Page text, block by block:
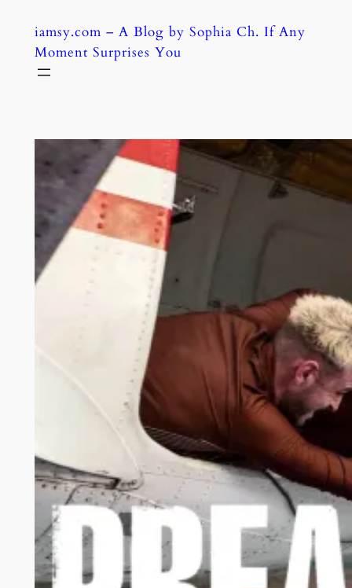
content
iamsy.com – A Blog by Sophia Ch. If Any
Moment Surprises You